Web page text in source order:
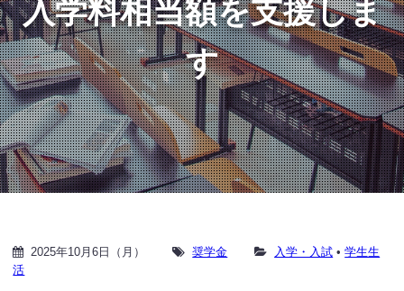
入学料相当額を支援しま
す
2025年10月6日（月） 奨学金 入学・入試 •学生生
活